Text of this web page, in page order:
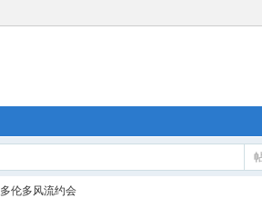
多伦多风流约会